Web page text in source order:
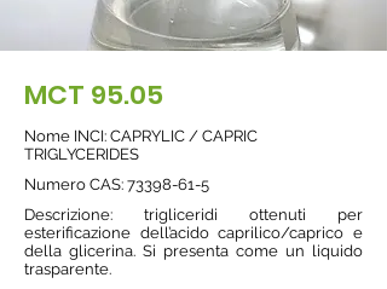
MCT 95.05
Nome INCI: CAPRYLIC / CAPRIC
TRIGLYCERIDES
Numero CAS: 73398-61-5
Descrizione: trigliceridi ottenuti per
esterificazione dell’acido caprilico/caprico e
della glicerina. Si presenta come un liquido
trasparente.